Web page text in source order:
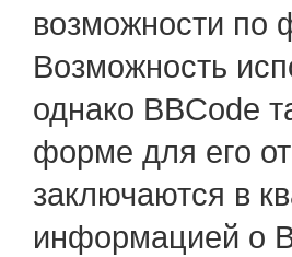
возможности по
Возможность
однако BBCode
форме для его
заключаются в
информацией о